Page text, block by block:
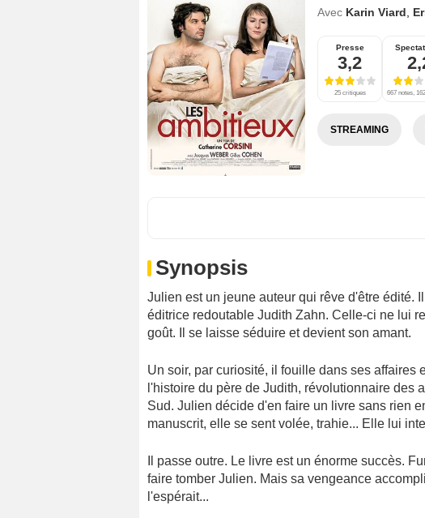
Avec Karin Viard
Presse
3,2
25 critiques 667 notes,
STREAMING
Synopsis
Julien est un jeune auteur qui rêve d'être édité.
éditrice redoutable Judith Zahn. Celle-ci ne lui
goût. Il se laisse séduire et devient son amant.
Un soir, par curiosité, il fouille dans ses affaires
l'histoire du père de Judith, révolutionnaire des
Sud. Julien décide d'en faire un livre sans rien
manuscrit, elle se sent volée, trahie... Elle lui
Il passe outre. Le livre est un énorme succès.
faire tomber Julien. Mais sa vengeance
l'espérait...